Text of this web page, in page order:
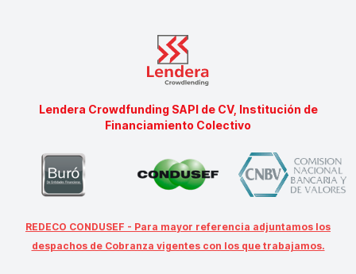
Lendera Crowdfunding SAPI de CV, Institución de
Financiamiento Colectivo
REDECO CONDUSEF - Para mayor referencia adjuntamos los
despachos de Cobranza vigentes con los que trabajamos.